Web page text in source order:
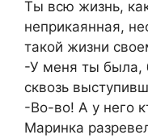
Ты всю жизнь,
неприкаянная,
такой жизни
-У меня ты была,
сквозь
-Во-во! А у него
Маринка